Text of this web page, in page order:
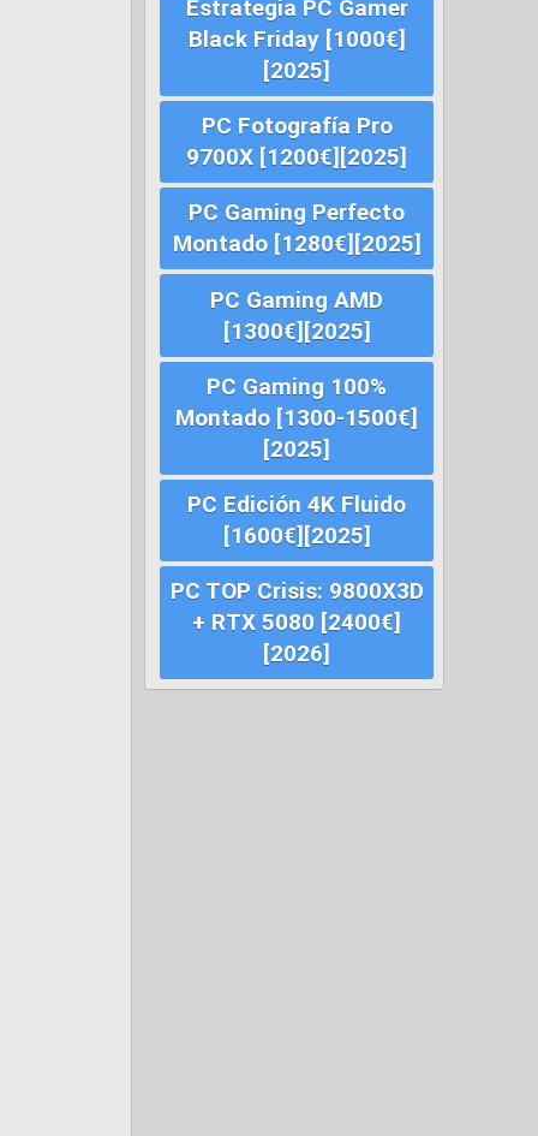
Estrategia PC Gamer
Black Friday [1000€]
[2025]
PC Fotografía Pro
9700X [1200€][2025]
PC Gaming Perfecto
Montado [1280€][2025]
PC Gaming AMD
[1300€][2025]
PC Gaming 100%
Montado [1300-1500€]
[2025]
PC Edición 4K Fluido
[1600€][2025]
PC TOP Crisis: 9800X3D
+ RTX 5080 [2400€]
[2026]